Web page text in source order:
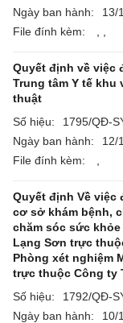
Ngày ban hành:
13/
File đính kèm:
Quyết định về việc
Trung tâm Y tế
thuật
Số hiệu:
1795/QĐ-
Ngày ban hành:
12/
File đính kèm:
Quyết định Về việc
cơ sở khám bệnh,
chăm sóc sức
Lạng Sơn trực
Phòng xét nghiệm
trực thuộc Công ty
Số hiệu:
1792/QĐ-
Ngày ban hành:
10/